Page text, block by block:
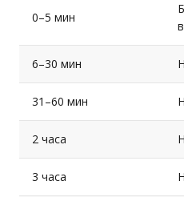
0–5 мин
6–30 мин
31–60 мин
2 часа
3 часа